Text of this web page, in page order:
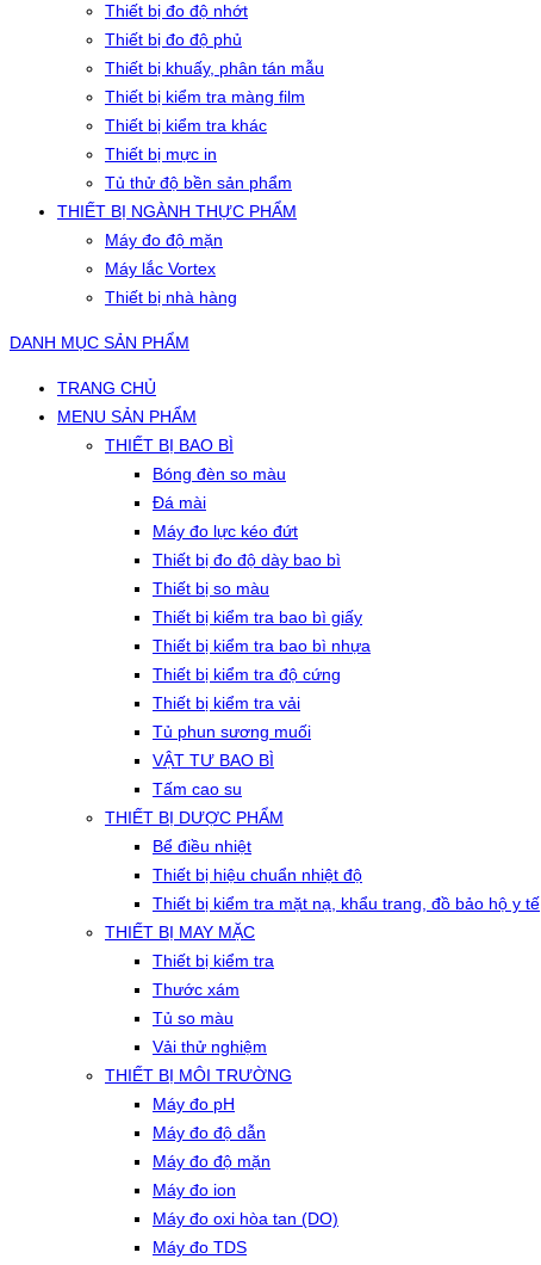
Thiết bị đo độ nhớt
Thiết bị đo độ phủ
Thiết bị khuấy, phân tán mẫu
Thiết bị kiểm tra màng film
Thiết bị kiểm tra khác
Thiết bị mực in
Tủ thử độ bền sản phẩm
THIẾT BỊ NGÀNH THỰC PHẨM
Máy đo độ mặn
Máy lắc Vortex
Thiết bị nhà hàng
DANH MỤC SẢN PHẨM
TRANG CHỦ
MENU SẢN PHẨM
THIẾT BỊ BAO BÌ
Bóng đèn so màu
Đá mài
Máy đo lực kéo đứt
Thiết bị đo độ dày bao bì
Thiết bị so màu
Thiết bị kiểm tra bao bì giấy
Thiết bị kiểm tra bao bì nhựa
Thiết bị kiểm tra độ cứng
Thiết bị kiểm tra vải
Tủ phun sương muối
VẬT TƯ BAO BÌ
Tấm cao su
THIẾT BỊ DƯỢC PHẨM
Bể điều nhiệt
Thiết bị hiệu chuẩn nhiệt độ
Thiết bị kiểm tra mặt nạ, khẩu trang, đồ bảo hộ y tế
THIẾT BỊ MAY MẶC
Thiết bị kiểm tra
Thước xám
Tủ so màu
Vải thử nghiệm
THIẾT BỊ MÔI TRƯỜNG
Máy đo pH
Máy đo độ dẫn
Máy đo độ mặn
Máy đo ion
Máy đo oxi hòa tan (DO)
Máy đo TDS